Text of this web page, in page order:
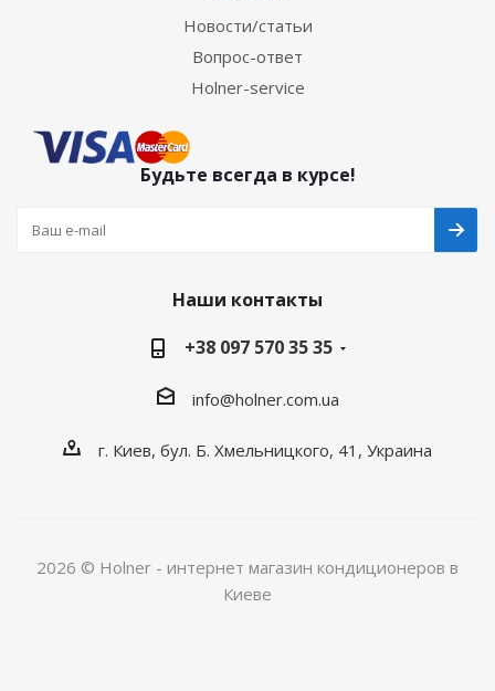
Новости/статьи
Вопрос-ответ
Holner-service
Будьте всегда в курсе!
Наши контакты
+38 097 570 35 35
info@holner.com.ua
г. Киев, бул. Б. Хмельницкого, 41, Украина
2026 © Holner - интернет магазин кондиционеров в
Киеве